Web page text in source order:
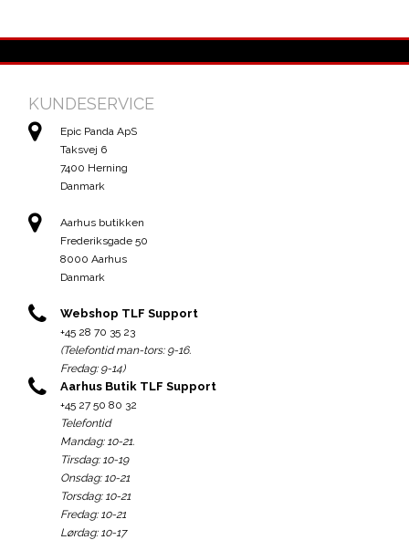
KUNDESERVICE
Epic Panda ApS
Taksvej 6
7400 Herning
Danmark
Aarhus butikken
Frederiksgade 50
8000 Aarhus
Danmark
Webshop TLF Support
+45 28 70 35 23
(Telefontid man-tors: 9-16.
Fredag: 9-14)
Aarhus Butik TLF Support
+45 27 50 80 32
Telefontid
Mandag: 10-21.
Tirsdag: 10-19
Onsdag: 10-21
Torsdag: 10-21
Fredag: 10-21
Lørdag: 10-17